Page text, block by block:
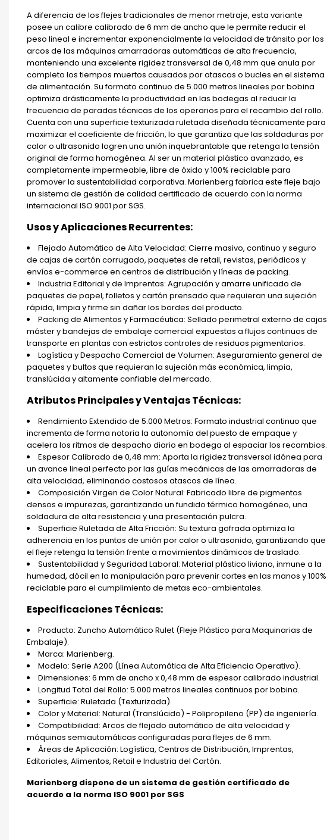
A diferencia de los flejes tradicionales de menor metraje, esta variante
posee un calibre calibrado de 6 mm de ancho que le permite reducir el
peso lineal e incrementar exponencialmente la velocidad de tránsito por los
arcos de las máquinas amarradoras automáticas de alta frecuencia,
manteniendo una excelente rigidez transversal de 0,48 mm que anula por
completo los tiempos muertos causados por atascos o bucles en el sistema
de alimentación. Su formato continuo de 5.000 metros lineales por bobina
optimiza drásticamente la productividad en las bodegas al reducir la
frecuencia de paradas técnicas de los operarios para el recambio del rollo.
Cuenta con una superficie texturizada ruletada diseñada técnicamente para
maximizar el coeficiente de fricción, lo que garantiza que las soldaduras por
calor o ultrasonido logren una unión inquebrantable que retenga la tensión
original de forma homogénea. Al ser un material plástico avanzado, es
completamente impermeable, libre de óxido y 100% reciclable para
promover la sustentabilidad corporativa. Marienberg fabrica este fleje bajo
un sistema de gestión de calidad certificado de acuerdo con la norma
internacional ISO 9001 por SGS.
Usos y Aplicaciones Recurrentes:
Flejado Automático de Alta Velocidad: Cierre masivo, continuo y seguro
de cajas de cartón corrugado, paquetes de retail, revistas, periódicos y
envíos e-commerce en centros de distribución y líneas de packing.
Industria Editorial y de Imprentas: Agrupación y amarre unificado de
paquetes de papel, folletos y cartón prensado que requieran una sujeción
rápida, limpia y firme sin dañar los bordes del producto.
Packing de Alimentos y Farmacéutica: Sellado perimetral externo de cajas
máster y bandejas de embalaje comercial expuestas a flujos continuos de
transporte en plantas con estrictos controles de residuos pigmentarios.
Logística y Despacho Comercial de Volumen: Aseguramiento general de
paquetes y bultos que requieran la sujeción más económica, limpia,
translúcida y altamente confiable del mercado.
Atributos Principales y Ventajas Técnicas:
Rendimiento Extendido de 5.000 Metros: Formato industrial continuo que
incrementa de forma notoria la autonomía del puesto de empaque y
acelera los ritmos de despacho diario en bodega al espaciar los recambios.
Espesor Calibrado de 0,48 mm: Aporta la rigidez transversal idónea para
un avance lineal perfecto por las guías mecánicas de las amarradoras de
alta velocidad, eliminando costosos atascos de línea.
Composición Virgen de Color Natural: Fabricado libre de pigmentos
densos e impurezas, garantizando un fundido térmico homogéneo, una
soldadura de alta resistencia y una presentación pulcra.
Superficie Ruletada de Alta Fricción: Su textura gofrada optimiza la
adherencia en los puntos de unión por calor o ultrasonido, garantizando que
el fleje retenga la tensión frente a movimientos dinámicos de traslado.
Sustentabilidad y Seguridad Laboral: Material plástico liviano, inmune a la
humedad, dócil en la manipulación para prevenir cortes en las manos y 100%
reciclable para el cumplimiento de metas eco-ambientales.
Especificaciones Técnicas:
Producto: Zuncho Automático Rulet (Fleje Plástico para Maquinarias de
Embalaje).
Marca: Marienberg.
Modelo: Serie A200 (Línea Automática de Alta Eficiencia Operativa).
Dimensiones: 6 mm de ancho x 0,48 mm de espesor calibrado industrial.
Longitud Total del Rollo: 5.000 metros lineales continuos por bobina.
Superficie: Ruletada (Texturizada).
Color y Material: Natural (Translúcido) - Polipropileno (PP) de ingeniería.
Compatibilidad: Arcos de flejado automático de alta velocidad y
máquinas semiautomáticas configuradas para flejes de 6 mm.
Áreas de Aplicación: Logística, Centros de Distribución, Imprentas,
Editoriales, Alimentos, Retail e Industria del Cartón.
Marienberg dispone de un sistema de gestión certificado de
acuerdo a la norma ISO 9001 por SGS